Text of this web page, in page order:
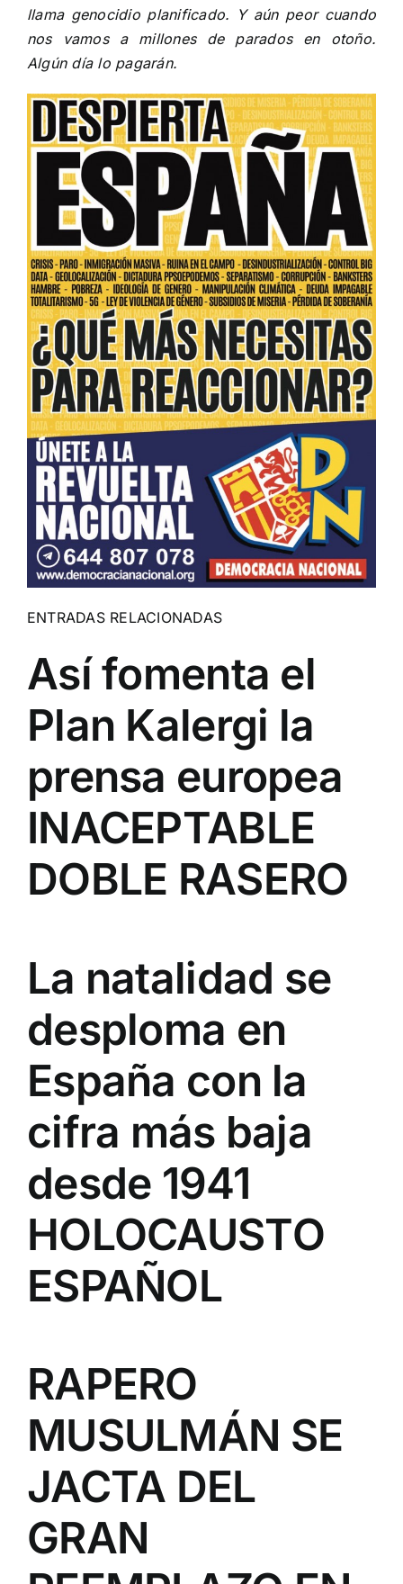
llama genocidio planificado. Y aún peor cuando
nos vamos a millones de parados en otoño.
Algún día lo pagarán.
ENTRADAS RELACIONADAS
Así fomenta el
Plan Kalergi la
prensa europea
INACEPTABLE
DOBLE RASERO
La natalidad se
desploma en
España con la
cifra más baja
desde 1941
HOLOCAUSTO
ESPAÑOL
RAPERO
MUSULMÁN SE
JACTA DEL
GRAN